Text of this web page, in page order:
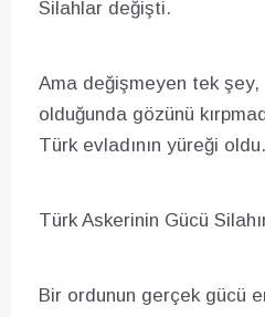
Silahlar değişti.
Ama değişmeyen tek
olduğunda gözünü
Türk evladının yüreği oldu.
Türk Askerinin Gücü
Bir ordunun gerçek gücü